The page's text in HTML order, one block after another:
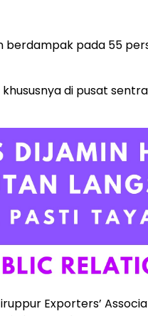
berdampak pada 55
di pusat
Exporters’